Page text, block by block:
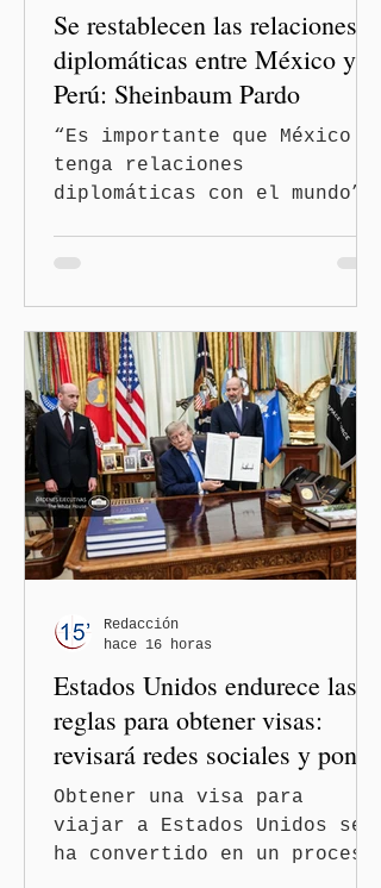
Se restablecen las relaciones
diplomáticas entre México y
Perú: Sheinbaum Pardo
“Es importante que México
tenga relaciones
diplomáticas con el mundo”,
Sheinbaum Pardo anunció el
restablecimiento de las
relaciones diplomáticas
entre los gobiernos de
México y Perú. “Es
importante que más allá de
la orientación política de
los gobiernos —porque hay
orientaciones políticas de
los gobiernos, llegan por
— es importante que México
tenga relaciones
diplomáticas con el mu
Estados Unidos endurece las
reglas para obtener visas:
revisará redes sociales y pone
freno al Turismo de
Nacimiento
Obtener una visa para
viajar a Estados Unidos se
ha convertido en un proceso
Redacción
hace 16 horas